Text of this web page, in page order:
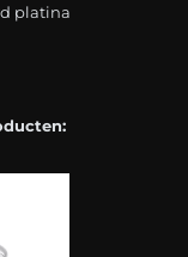
platina